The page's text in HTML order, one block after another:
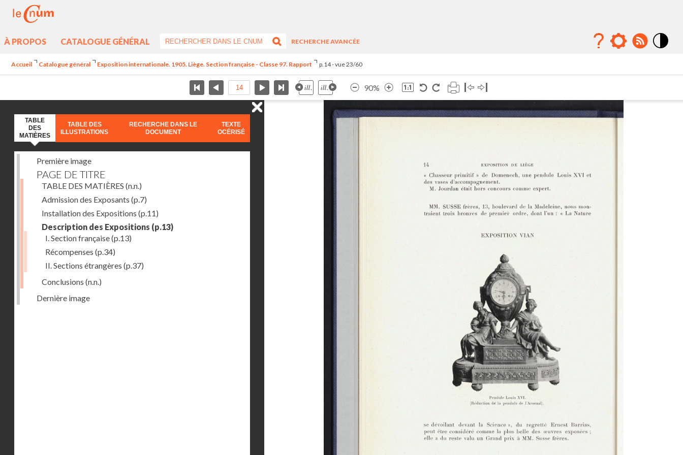
À PROPOS CATALOGUE GÉNÉRAL
RECHERCHE AVANCÉE
Accueil Catalogue général Exposition internationale. 1905. Liège. Section française - Classe 97. Rapport p.14 - vue 23/60
90%
TABLE
DES
MATIÈRES
TABLE DES
ILLUSTRATIONS
RECHERCHE DANS LE
DOCUMENT
TEXTE
OCÉRISÉ
Première image
PAGE DE TITRE
TABLE DES MATIÈRES (n.n.)
Admission des Exposants (p.7)
Installation des Expositions (p.11)
Description des Expositions (p.13)
I. Section française(p.13)
Récompenses (p.34)
II. Sections étrangères (p.37)
Conclusions (n.n.)
Dernière image